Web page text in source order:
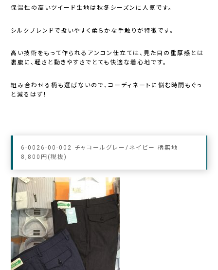
保温性の高いツイード生地は秋冬シーズンに人気です。
シルクブレンドで扱いやすく柔らかな手触りが特徴です。
高い技術をもって作られるアンコン仕立ては、見た目の重厚感とは
裏腹に、軽さと動きやすさでとても快適な着心地です。
組み合わせる柄も選ばないので、コーディネートに悩む時間もぐっ
と減るはず！
6-0026-00-002 チャコールグレー/ネイビー 柄無地
8,800円(税抜)